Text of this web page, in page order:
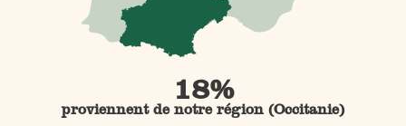
18%
proviennent de notre région (Occitanie)